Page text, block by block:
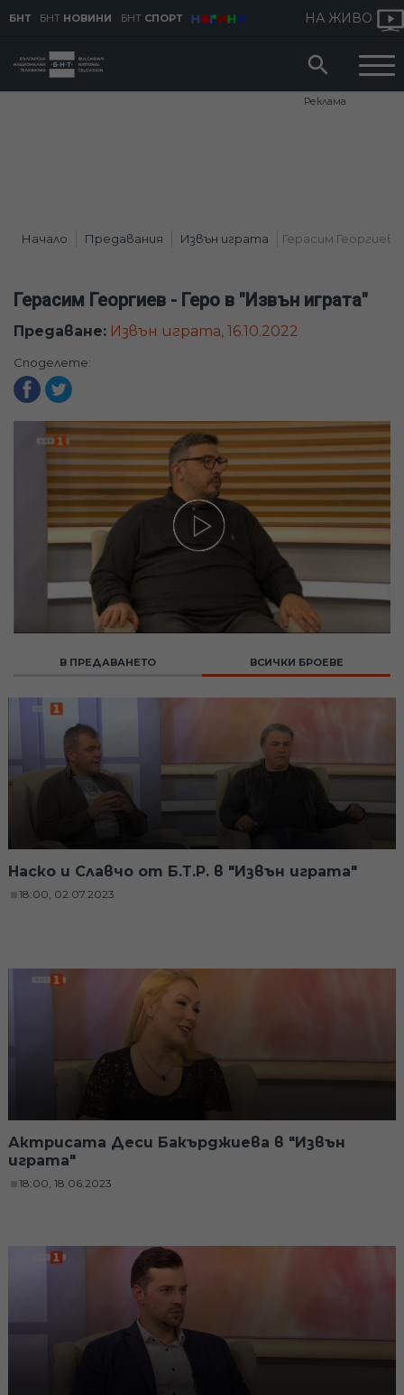
БНТ БНТ НОВИНИ БНТ СПОРТ НА ЖИВО
Реклама
Начало Предавания Извън играта Герасим Георгиев -
Герасим Георгиев - Геро в "Извън играта"
Предаване: Извън играта, 16.10.2022
Споделете:
В ПРЕДАВАНЕТО ВСИЧКИ БРОЕВЕ
Наско и Славчо от Б.Т.Р. в "Извън играта"
18:00, 02.07.2023
Актрисата Деси Бакърджиева в "Извън
играта"
18:00, 18.06.2023